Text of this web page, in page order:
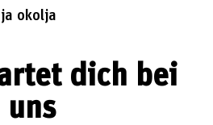
okolja
dich bei
uns